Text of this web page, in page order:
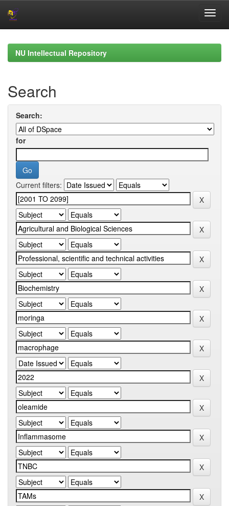
navigationNU Intellectual Repository
Search
Search:
for
Current filters: